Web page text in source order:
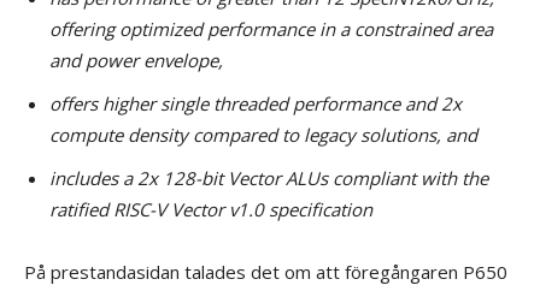
offering optimized performance in a constrained area
and power envelope,
offers higher single threaded performance and 2x
compute density compared to legacy solutions, and
includes a 2x 128-bit Vector ALUs compliant with the
ratified RISC-V Vector v1.0 specification
På prestandasidan talades det om att föregångaren P650